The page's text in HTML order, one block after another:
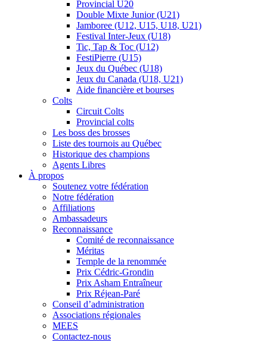
Provincial U20
Double Mixte Junior (U21)
Jamboree (U12, U15, U18, U21)
Festival Inter-Jeux (U18)
Tic, Tap & Toc (U12)
FestiPierre (U15)
Jeux du Québec (U18)
Jeux du Canada (U18, U21)
Aide financière et bourses
Colts
Circuit Colts
Provincial colts
Les boss des brosses
Liste des tournois au Québec
Historique des champions
Agents Libres
À propos
Soutenez votre fédération
Notre fédération
Affiliations
Ambassadeurs
Reconnaissance
Comité de reconnaissance
Méritas
Temple de la renommée
Prix Cédric-Grondin
Prix Asham Entraîneur
Prix Réjean-Paré
Conseil d’administration
Associations régionales
MEES
Contactez-nous